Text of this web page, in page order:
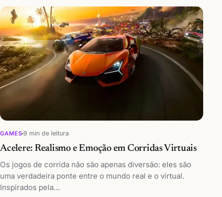
GAMES 9 min de leitura
Acelere: Realismo e Emoção em Corridas Virtuais
Os jogos de corrida não são apenas diversão: eles são
uma verdadeira ponte entre o mundo real e o virtual.
Inspirados pela…